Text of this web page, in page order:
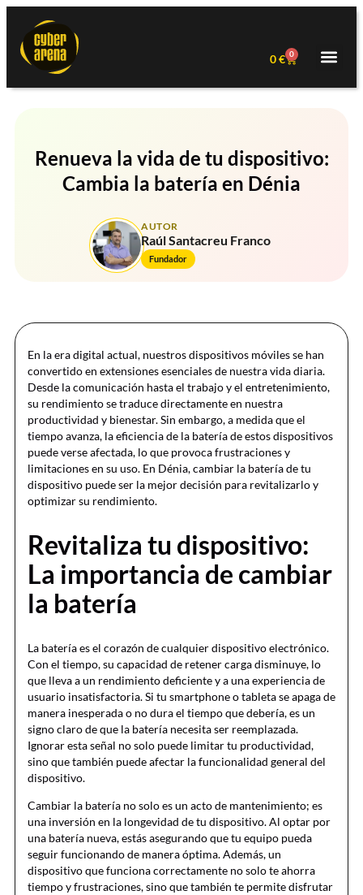
0€ 0
Renueva la vida de tu dispositivo:
Cambia la batería en Dénia
AUTOR
Raúl Santacreu Franco
Fundador
En la era digital actual, nuestros dispositivos móviles se han
convertido en extensiones esenciales de nuestra vida diaria.
Desde la comunicación hasta el trabajo y el entretenimiento,
su rendimiento se traduce directamente en nuestra
productividad y bienestar. Sin embargo, a medida que el
tiempo avanza, la eficiencia de la batería de estos dispositivos
puede verse afectada, lo que provoca frustraciones y
limitaciones en su uso. En Dénia, cambiar la batería de tu
dispositivo puede ser la mejor decisión para revitalizarlo y
optimizar su rendimiento.
Revitaliza tu dispositivo:
La importancia de cambiar
la batería
La batería es el corazón de cualquier dispositivo electrónico.
Con el tiempo, su capacidad de retener carga disminuye, lo
que lleva a un rendimiento deficiente y a una experiencia de
usuario insatisfactoria. Si tu smartphone o tableta se apaga de
manera inesperada o no dura el tiempo que debería, es un
signo claro de que la batería necesita ser reemplazada.
Ignorar esta señal no solo puede limitar tu productividad,
sino que también puede afectar la funcionalidad general del
dispositivo.
Cambiar la batería no solo es un acto de mantenimiento; es
una inversión en la longevidad de tu dispositivo. Al optar por
una batería nueva, estás asegurando que tu equipo pueda
seguir funcionando de manera óptima. Además, un
dispositivo que funciona correctamente no solo te ahorra
tiempo y frustraciones, sino que también te permite disfrutar